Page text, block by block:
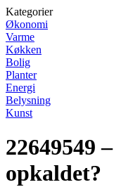
Kategorier
Økonomi
Varme
Køkken
Bolig
Planter
Energi
Belysning
Kunst
22649549
opkaldet?